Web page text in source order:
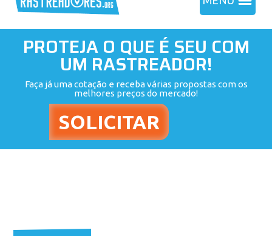
PROTEJA O QUE É SEU COM
UM RASTREADOR!
Faça já uma cotação e receba várias propostas com os
melhores preços do mercado!